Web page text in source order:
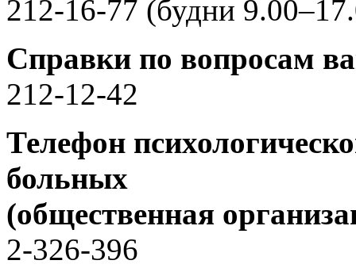
212-16-77 (будни
Справки по вопросам
212-12-42
Телефон
больных
(общественная
2-326-396